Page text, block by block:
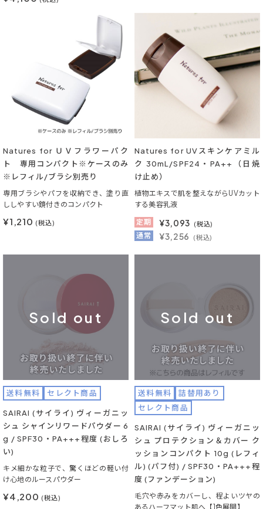
Natures for ＵＶフラワーパク
ト 専用コンパクト※ケースのみ
※レフィル/ブラシ別売り
専用ブラシやパフを収納でき、塗り直
ししやすい鏡付きのコンパクト
¥1,210 (税込)
Natures for UVスキンケアミル
ク 30mL/SPF24・PA++（日焼
け止め）
植物エキスで肌を整えながらUVカット
する美容乳液
定期
¥3,093 (税込)
通常 ¥3,256 (税込)
Sold out
送料無料 セレクト商品
SAIRAI (サイライ) ヴィーガニッ
シュ シャインリワードパウダー 6
g / SPF30・PA+++程度 (おしろ
い)
キメ細かな粒子で、驚くほどの軽い付
け心地のルースパウダー
¥4,200 (税込)
Sold out
送料無料
詰替用あり
セレクト商品
SAIRAI (サイライ) ヴィーガニッ
シュ プロテクション＆カバー ク
ッションコンパクト 10g (レフィ
ル) (パフ付) / SPF30・PA+++程
度 (ファンデーション)
毛穴や赤みをカバーし、程よいツヤの
あるハーフマット肌へ【1色展開】